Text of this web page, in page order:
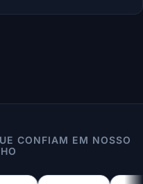
CONFIAM EM NOSSO